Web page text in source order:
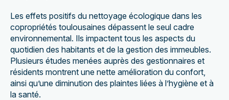
Les effets positifs du nettoyage écologique dans les
copropriétés toulousaines dépassent le seul cadre
environnemental. Ils impactent tous les aspects du
quotidien des habitants et de la gestion des immeubles.
Plusieurs études menées auprès des gestionnaires et
résidents montrent une nette amélioration du confort,
ainsi qu’une diminution des plaintes liées à l’hygiène et à
la santé.